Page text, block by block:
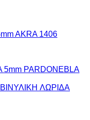
AKRA 1406